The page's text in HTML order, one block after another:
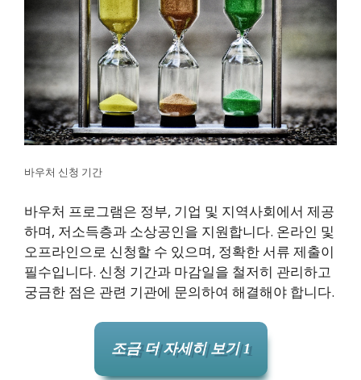
바우처 신청 기간
바우처 프로그램은 정부, 기업 및 지역사회에서 제공
하며, 저소득층과 소상공인을 지원합니다. 온라인 및
오프라인으로 신청할 수 있으며, 정확한 서류 제출이
필수입니다. 신청 기간과 마감일을 철저히 관리하고
궁금한 점은 관련 기관에 문의하여 해결해야 합니다.
조금 더 자세히 보기 1